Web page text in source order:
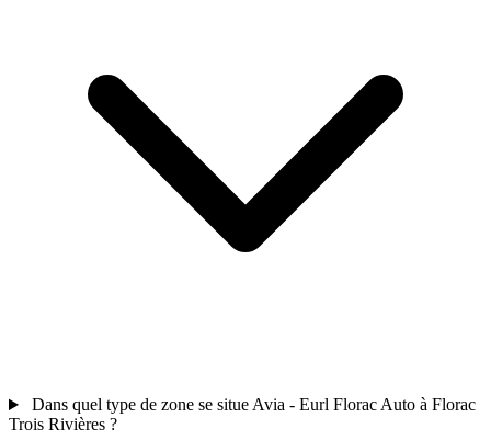
Dans quel type de zone se situe Avia - Eurl Florac Auto à Florac
Trois Rivières ?